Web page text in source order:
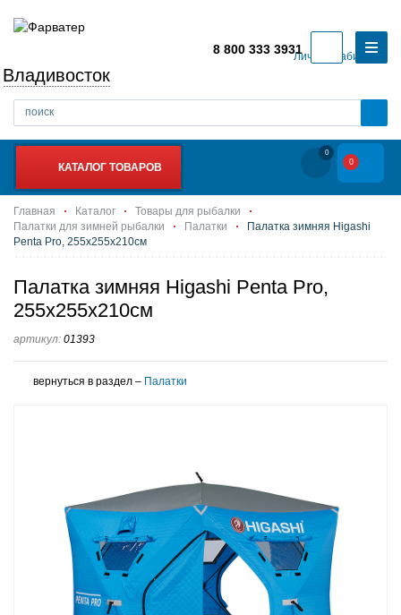
Личный кабинет
Владивосток
8 800 333 3931
КАТАЛОГ ТОВАРОВ
0
0
Главная Каталог
Товары для рыбалки
Палатки для зимней рыбалки
Палатки
Палатка зимняя Higashi
Penta Pro, 255х255х210см
Палатка зимняя Higashi Penta Pro,
255х255х210см
артикул: 01393
вернуться в раздел – Палатки